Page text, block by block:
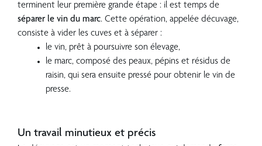
terminent leur première grande étape : il est temps de
séparer le vin du marc. Cette opération, appelée décuvage,
consiste à vider les cuves et à séparer :
le vin, prêt à poursuivre son élevage,
le marc, composé des peaux, pépins et résidus de
raisin, qui sera ensuite pressé pour obtenir le vin de
presse.
Un travail minutieux et précis